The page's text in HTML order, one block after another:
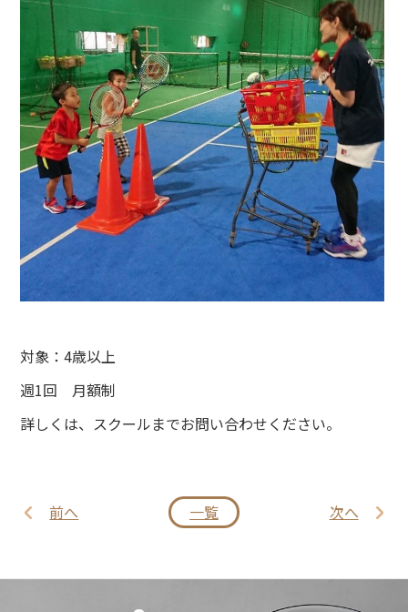
対象：4歳以上
週1回 月額制
詳しくは、スクールまでお問い合わせください。
前へ 一覧 次へ